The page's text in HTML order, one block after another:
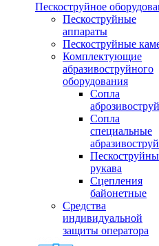
Пескоструйное
Пескоструйные
аппараты
Пескоструйные
Комплектующие
абразивоструйного
оборудования
Сопла
Сопла
специальные
рукава
Сцепления
байонетные
Средства
индивидуальной
защиты оператора